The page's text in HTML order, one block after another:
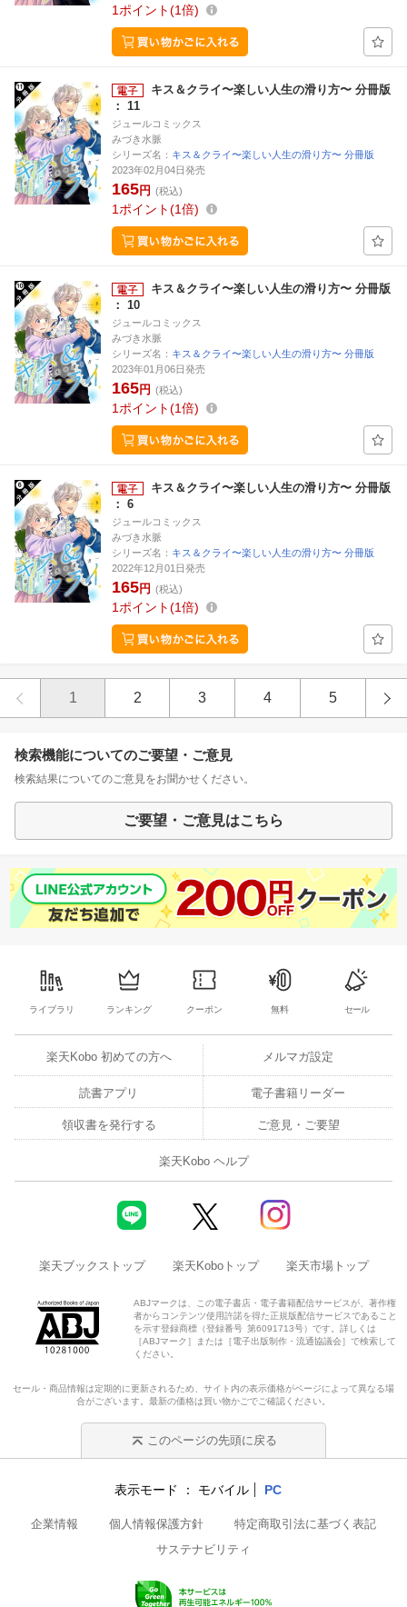
1 ポイント 1倍
キス＆クライ〜楽しい人生の滑り方〜 分冊版
： 11
ジュールコミックス
みづき水脈
シリーズ名： キス＆クライ〜楽しい人生の滑り方〜 分冊版
2023年02月04日発売
165円 (税込)
1 ポイント 1倍
キス＆クライ〜楽しい人生の滑り方〜 分冊版
： 10
ジュールコミックス
みづき水脈
シリーズ名： キス＆クライ〜楽しい人生の滑り方〜 分冊版
2023年01月06日発売
165円 (税込)
1 ポイント 1倍
キス＆クライ〜楽しい人生の滑り方〜 分冊版
： 6
ジュールコミックス
みづき水脈
シリーズ名： キス＆クライ〜楽しい人生の滑り方〜 分冊版
2022年12月01日発売
165円 (税込)
1 ポイント 1倍
1 2 3 4 5
検索機能についてのご要望・ご意見
検索結果についてのご意見をお聞かせください。
ご要望・ご意見はこちら
ライブラリ ランキング クーポン 無料 セール
楽天Kobo 初めての方へ メルマガ設定
読書アプリ 電子書籍リーダー
領収書を発行する ご意見・ご要望
楽天Kobo ヘルプ
楽天ブックストップ 楽天Koboトップ 楽天市場トップ
ABJマークは、この電子書店・電子書籍配信サービスが、著作権
者からコンテンツ使用許諾を得た正規版配信サービスであること
を示す登録商標（登録番号 第6091713号）です。詳しくは
［ABJマーク］または［電子出版制作・流通協議会］で検索して
ください。
セール・商品情報は定期的に更新されるため、サイト内の表示価格がページによって異なる場
合がございます。最新の価格は買い物かごでご確認ください。
このページの先頭に戻る
表示モード モバイル PC
企業情報 個人情報保護方針
特定商取引法に基づく表記
サステナビリティ